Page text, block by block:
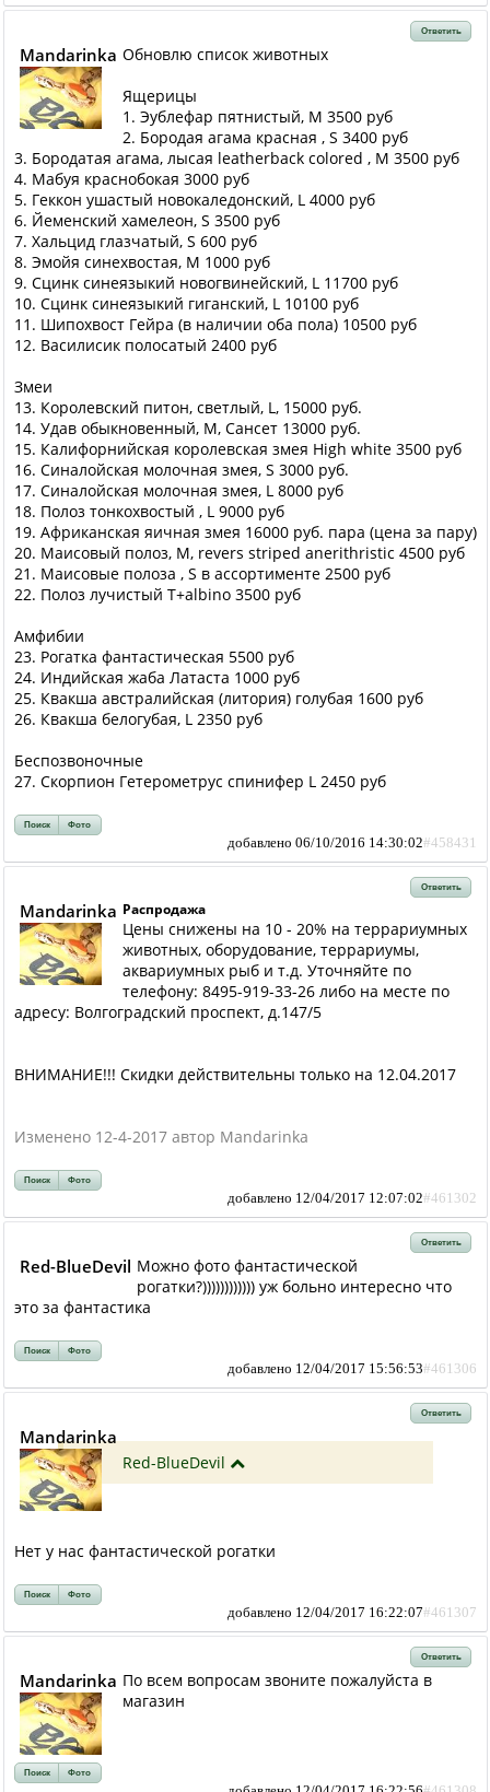
Ответить
Mandarinka Обновлю список животных
Ящерицы
1. Эублефар пятнистый, M 3500 руб
2. Бородая агама красная , S 3400 руб
3. Бородатая агама, лысая leatherback colored , M 3500 руб
4. Мабуя краснобокая 3000 руб
5. Геккон ушастый новокаледонский, L 4000 руб
6. Йеменский хамелеон, S 3500 руб
7. Хальцид глазчатый, S 600 руб
8. Эмойя синехвостая, M 1000 руб
9. Сцинк синеязыкий новогвинейский, L 11700 руб
10. Сцинк синеязыкий гиганский, L 10100 руб
11. Шипохвост Гейра (в наличии оба пола) 10500 руб
12. Василисик полосатый 2400 руб
Змеи
13. Королевский питон, светлый, L, 15000 руб.
14. Удав обыкновенный, М, Сансет 13000 руб.
15. Калифорнийская королевская змея High white 3500 руб
16. Синалойская молочная змея, S 3000 руб.
17. Синалойская молочная змея, L 8000 руб
18. Полоз тонкохвостый , L 9000 руб
19. Африканская яичная змея 16000 руб. пара (цена за пару)
20. Маисовый полоз, М, revers striped anerithristic 4500 руб
21. Маисовые полоза , S в ассортименте 2500 руб
22. Полоз лучистый T+albino 3500 руб
Амфибии
23. Рогатка фантастическая 5500 руб
24. Индийская жаба Латаста 1000 руб
25. Квакша австралийская (литория) голубая 1600 руб
26. Квакша белогубая, L 2350 руб
Беспозвоночные
27. Скорпион Гетерометрус спинифер L 2450 руб
Поиск Фото
добавлено 06/10/2016 14:30:02#458431
Ответить
Mandarinka Распродажа
Цены снижены на 10 - 20% на террариумных
животных, оборудование, террариумы,
аквариумных рыб и т.д. Уточняйте по
телефону: 8495-919-33-26 либо на месте по
адресу: Волгоградский проспект, д.147/5
ВНИМАНИЕ!!! Скидки действительны только на 12.04.2017
Изменено 12-4-2017 автор Mandarinka
Поиск Фото
добавлено 12/04/2017 12:07:02#461302
Ответить
Red-BlueDevil Можно фото фантастической
рогатки?)))))))))))) уж больно интересно что
это за фантастика
Поиск Фото
добавлено 12/04/2017 15:56:53#461306
Ответить
Mandarinka
Red-BlueDevil
Нет у нас фантастической рогатки
Поиск Фото
добавлено 12/04/2017 16:22:07#461307
Ответить
Mandarinka По всем вопросам звоните пожалуйста в
магазин
Поиск Фото